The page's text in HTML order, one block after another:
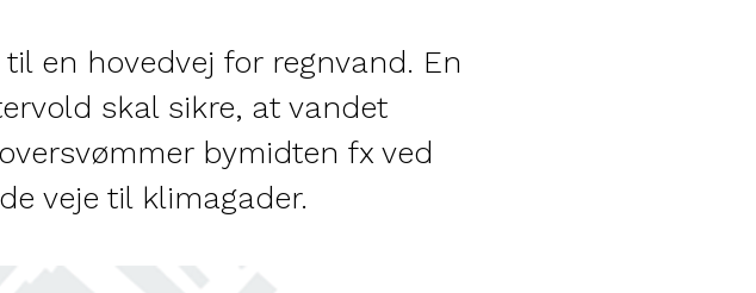
en hovedvej for regnvand. En
skal sikre, at vandet
bymidten fx ved
veje til klimagader.